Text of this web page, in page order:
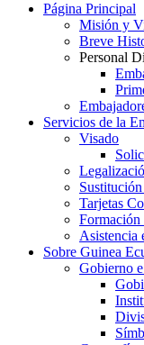
Página Principal
Misión y
Breve
Personal
Servicios de la
Visado
Tarjetas
Formación
Asistencia
Sobre Guinea
Gobierno